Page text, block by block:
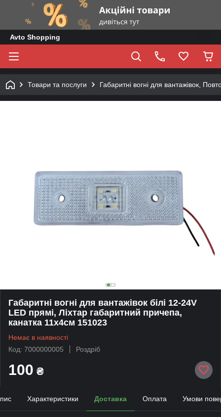
Avto Shopping
Товари та послуги Габаритні вогні для вантажівок,
Габаритні вогні для вантажівок білі 12-24V
LED прямі, Ліхтар габаритний причепа,
канатка 11х4см 151023
Немає в наявності
Код: 7000000005
Роздріб
100 ₴
Характеристики Доставка Оплата Умови